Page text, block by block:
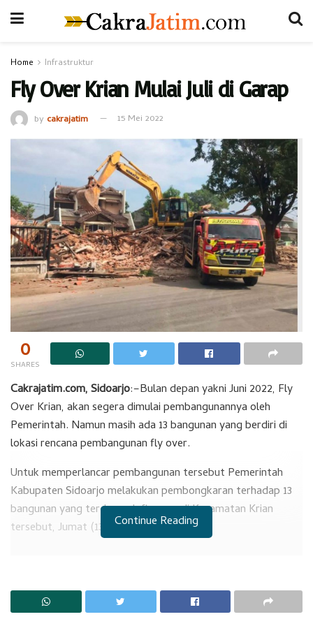
Home Infrastruktur
Fly Over Krian Mulai Juli di Garap
by cakrajatim 15 Mei 2022
0
SHARES
Cakrajatim.com, Sidoarjo:–Bulan depan yakni Juni 2022, Fly
Over Krian, akan segera dimulai pembangunannya oleh
Pemerintah. Namun masih ada 13 bangunan yang berdiri di
lokasi rencana pembangunan fly over.
Untuk memperlancar pembangunan tersebut Pemerintah
Kabupaten Sidoarjo melakukan pembongkaran terhadap 13
bangunan yang terdampak fly over di Kecamatan Krian
tersebut, Jumat (13/05).
Temuan BPK Mengejutkan di Sidoarjo
RS Sedati Dilanjutkan Kembali
Continue Reading